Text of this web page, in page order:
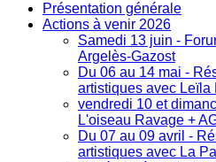
Présentation générale
Actions à venir 2026
Samedi 13 juin -
Argelès-Gazost
Du 06 au 14 mai -
artistiques avec Leïla
vendredi 10 et
L'oiseau Ravage +
Du 07 au 09 avril -
artistiques avec La